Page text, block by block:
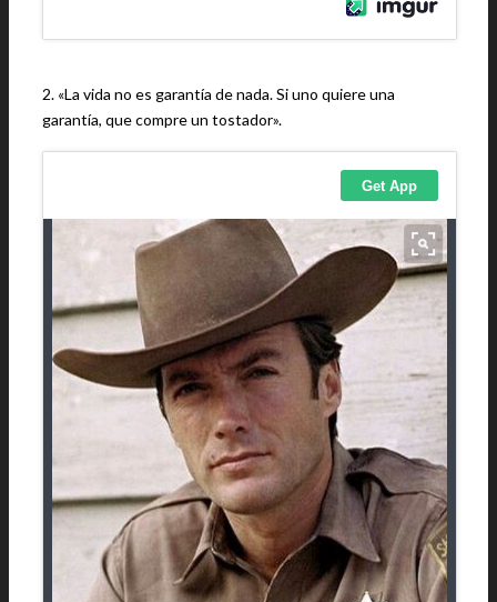
2. «La vida no es garantía de nada. Si uno quiere una
garantía, que compre un tostador».